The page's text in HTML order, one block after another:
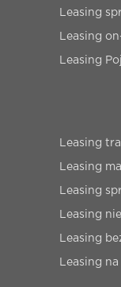
Leasing
Leasing
Leasing
Leasing
Leasing
Leasing
Leasing
Leasing
Leasing